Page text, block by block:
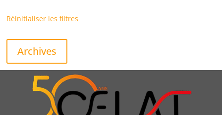
Réinitialiser les filtres
Archives